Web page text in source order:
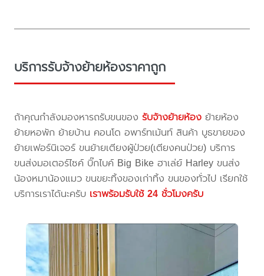
บริการรับจ้างย้ายห้องราคาถูก
ถ้าคุณกำลังมองหารถรับขนของรับจ้างย้ายห้อง ย้ายห้อง
ย้ายหอพัก ย้ายบ้าน คอนโด อพาร์ทเม้นท์ สินค้า บูธขายของ
ย้ายเฟอร์นิเจอร์ ขนย้ายเตียงผู้ป่วย(เตียงคนป่วย) บริการ
ขนส่งมอเตอร์ไซค์ บิ๊กไบค์ Big Bike ฮาเล่ย์ Harley ขนส่ง
น้องหมาน้องแมว ขนขยะทิ้งของเก่าทิ้ง ขนของทั่วไป เรียกใช้
บริการเราได้นะครับ เราพร้อมรับใช้ 24 ชั่วโมงครับ